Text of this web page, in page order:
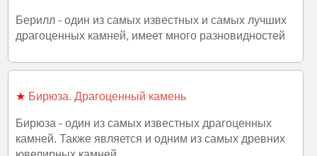
Берилл - один из самых известных и самых лучших
драгоценных камней, имеет много разновидностей
★ Бирюза. Драгоценный камень
Бирюза - один из самых известных драгоценных
камней. Также является и одним из самых древних